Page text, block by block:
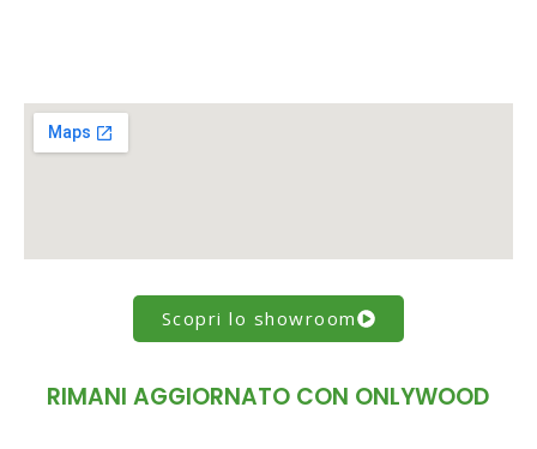
Scopri lo showroom
RIMANI AGGIORNATO CON ONLYWOOD